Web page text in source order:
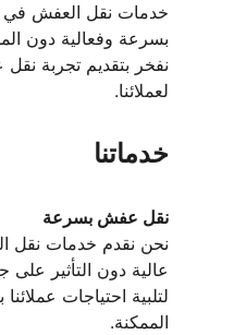
خدمات نقل العفش في
بسرعة وفعالية دون
نفخر بتقديم تجربة
لعملائنا.
خدماتنا
نقل عفش بسرعة
نحن نقدم خدمات نقل
عالية دون التأثير على
لتلبية احتياجات
الممكنة.